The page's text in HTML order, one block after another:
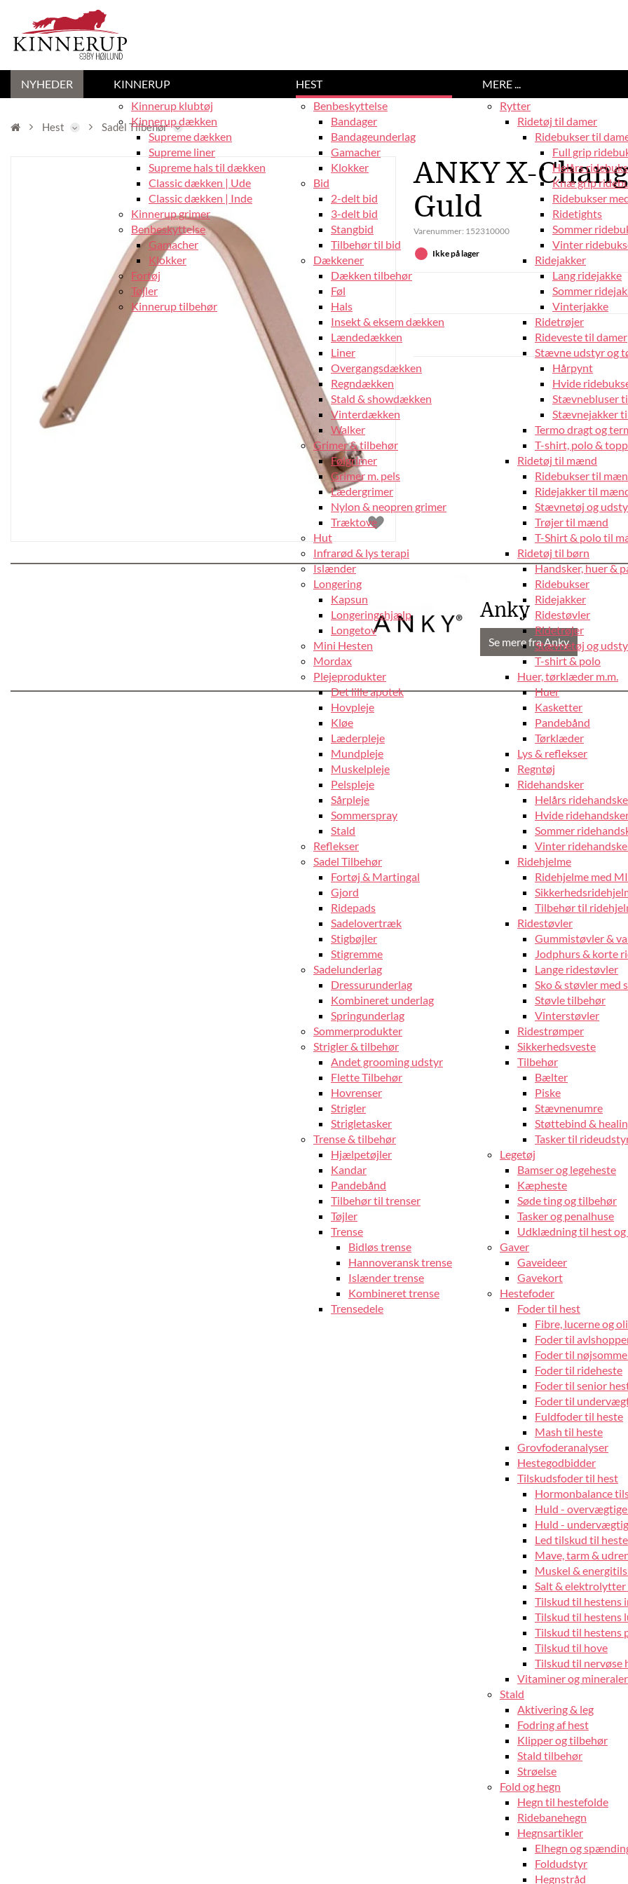
NYHEDER
KINNERUP
Kinnerup klubtøj
Kinnerup dækken
Supreme dækken
Supreme liner
Supreme hals til dækken
Classic dækken | Ude
Classic dækken | Inde
Kinnerup grimer
Benbeskyttelse
Gamacher
Klokker
Fortøj
Tøjler
Kinnerup tilbehør
HEST
Benbeskyttelse
Bandager
Bandageunderlag
Gamacher
Klokker
Bid
2-delt bid
3-delt bid
Stangbid
Tilbehør til bid
Dækkener
Dækken tilbehør
Føl
Hals
Insekt & eksem dækken
Lændedækken
Liner
Overgangsdækken
Regndækken
Stald & showdækken
Vinterdækken
Walker
Grimer & tilbehør
Følgrimer
Grimer m. pels
Lædergrimer
Nylon & neopren grimer
Træktove
Hut
Infrarød & lys terapi
Islænder
Longering
Kapsun
Longeringshjælp
Longetov
Mini Hesten
Mordax
Plejeprodukter
Det lille apotek
Hovpleje
Kløe
Læderpleje
Mundpleje
Muskelpleje
Pelspleje
Sårpleje
Sommerspray
Stald
Reflekser
Sadel Tilbehør
Fortøj & Martingal
Gjord
Ridepads
Sadelovertræk
Stigbøjler
Stigremme
Sadelunderlag
Dressurunderlag
Kombineret underlag
Springunderlag
Sommerprodukter
Strigler & tilbehør
Andet grooming udstyr
Flette Tilbehør
Hovrenser
Strigler
Strigletasker
Trense & tilbehør
Hjælpetøjler
Kandar
Pandebånd
Tilbehør til trenser
Tøjler
Trense
Bidløs trense
Hannoveransk trense
Islænder trense
Kombineret trense
Trensedele
MERE ...
Rytter
Ridetøj til damer
Ridebukser til
Full grip
Helårs
Knæ grip
Ridebukser
Ridetights
Sommer
Vinter
Ridejakker
Lang ridejakke
Sommer
Vinterjakke
Ridetrøjer
Rideveste til damer
Stævne udstyr og
Hårpynt
Hvide
Stævnebluser
Stævnejakker
Termo dragt og
T-shirt, polo &
Ridetøj til mænd
Ridebukser til
Ridejakker til
Stævnetøj og
Trøjer til mænd
T-Shirt & polo til
Ridetøj til børn
Handsker, huer &
Ridebukser
Ridejakker
Ridestøvler
Ridetrøjer
Stævnetøj og
T-shirt & polo
Huer, tørklæder m.m.
Huer
Kasketter
Pandebånd
Tørklæder
Lys & reflekser
Regntøj
Ridehandsker
Helårs
Hvide
Sommer
Vinter
Ridehjelme
Ridehjelme med
Tilbehør til
Ridestøvler
Gummistøvler &
Jodphurs & korte
Lange ridestøvler
Sko & støvler med
Støvle tilbehør
Vinterstøvler
Ridestrømper
Sikkerhedsveste
Tilbehør
Bælter
Piske
Stævnenumre
Støttebind &
Tasker til
Legetøj
Bamser og legeheste
Kæpheste
Søde ting og tilbehør
Tasker og penalhuse
Udklædning til hest
Gaver
Gaveideer
Gavekort
Hestefoder
Foder til hest
Fibre, lucerne og
Foder til
Foder til
Foder til rideheste
Foder til senior
Foder til
Fuldfoder til heste
Mash til heste
Grovfoderanalyser
Hestegodbidder
Tilskudsfoder til hest
Hormonbalance
Huld -
Huld -
Led tilskud til heste
Mave, tarm &
Muskel &
Salt &
Tilskud til hestens
Tilskud til hestens
Tilskud til hestens
Tilskud til hove
Tilskud til nervøse
Vitaminer og
Stald
Aktivering & leg
Fodring af hest
Klipper og tilbehør
Stald tilbehør
Strøelse
Fold og hegn
Hegn til hestefolde
Ridebanehegn
Hegnsartikler
Elhegn og
Foldudstyr
Hegnstråd
Hest Sadel Tilbehør
ANKY X-
Guld
Varenummer: 152310000
Ikke på lager
Anky
Se mere fra Anky